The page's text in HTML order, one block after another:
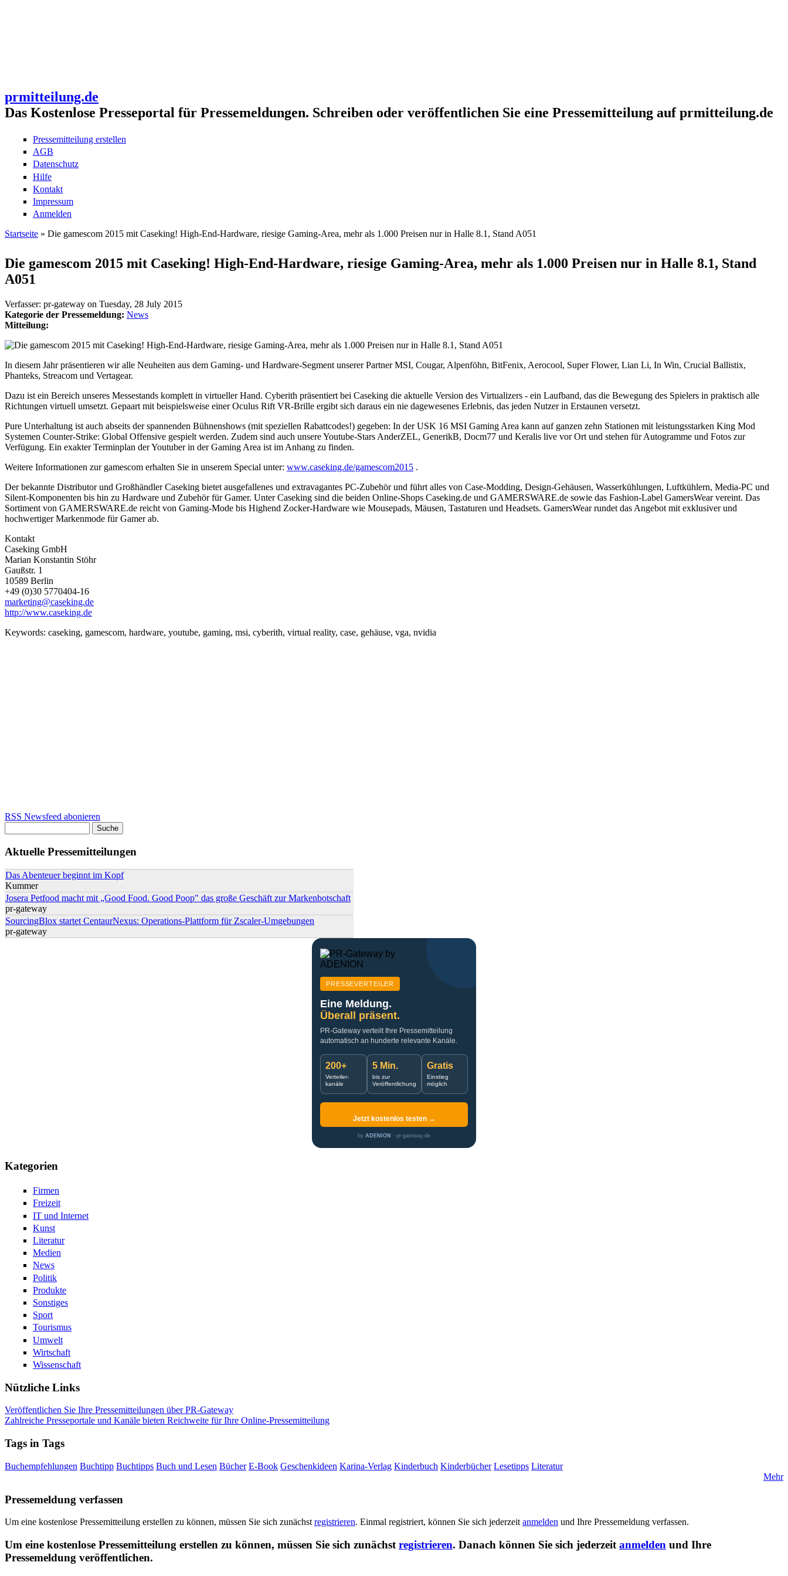
prmitteilung.de
Das Kostenlose Presseportal für Pressemeldungen. Schreiben oder veröffentlichen Sie eine Pressemitteilung auf prmitteilung.de
Pressemitteilung erstellen
AGB
Datenschutz
Hilfe
Kontakt
Impressum
Anmelden
Startseite » Die gamescom 2015 mit Caseking! High-End-Hardware, riesige Gaming-Area, mehr als 1.000 Preisen nur in Halle 8.1, Stand A051
Die gamescom 2015 mit Caseking! High-End-Hardware, riesige Gaming-Area, mehr als 1.000 Preisen nur in Halle 8.1, Stand
A051
Verfasser: pr-gateway on Tuesday, 28 July 2015
Kategorie der Pressemeldung: News
Mitteilung:
In diesem Jahr präsentieren wir alle Neuheiten aus dem Gaming- und Hardware-Segment unserer Partner MSI, Cougar, Alpenföhn, BitFenix, Aerocool, Super Flower, Lian Li, In Win, Crucial Ballistix,
Phanteks, Streacom und Vertagear.
Dazu ist ein Bereich unseres Messestands komplett in virtueller Hand. Cyberith präsentiert bei Caseking die aktuelle Version des Virtualizers - ein Laufband, das die Bewegung des Spielers in praktisch alle
Richtungen virtuell umsetzt. Gepaart mit beispielsweise einer Oculus Rift VR-Brille ergibt sich daraus ein nie dagewesenes Erlebnis, das jeden Nutzer in Erstaunen versetzt.
Pure Unterhaltung ist auch abseits der spannenden Bühnenshows (mit speziellen Rabattcodes!) gegeben: In der USK 16 MSI Gaming Area kann auf ganzen zehn Stationen mit leistungsstarken King Mod
Systemen Counter-Strike: Global Offensive gespielt werden. Zudem sind auch unsere Youtube-Stars AnderZEL, GenerikB, Docm77 und Keralis live vor Ort und stehen für Autogramme und Fotos zur
Verfügung. Ein exakter Terminplan der Youtuber in der Gaming Area ist im Anhang zu finden.
Weitere Informationen zur gamescom erhalten Sie in unserem Special unter: www.caseking.de/gamescom2015 .
Der bekannte Distributor und Großhändler Caseking bietet ausgefallenes und extravagantes PC-Zubehör und führt alles von Case-Modding, Design-Gehäusen, Wasserkühlungen, Luftkühlern, Media-PC und
Silent-Komponenten bis hin zu Hardware und Zubehör für Gamer. Unter Caseking sind die beiden Online-Shops Caseking.de und GAMERSWARE.de sowie das Fashion-Label GamersWear vereint. Das
Sortiment von GAMERSWARE.de reicht von Gaming-Mode bis Highend Zocker-Hardware wie Mousepads, Mäusen, Tastaturen und Headsets. GamersWear rundet das Angebot mit exklusiver und
hochwertiger Markenmode für Gamer ab.
Kontakt
Caseking GmbH
Marian Konstantin Stöhr
Gaußstr. 1
10589 Berlin
+49 (0)30 5770404-16
marketing@caseking.de
http://www.caseking.de
Keywords: caseking, gamescom, hardware, youtube, gaming, msi, cyberith, virtual reality, case, gehäuse, vga, nvidia
RSS Newsfeed abonieren
Aktuelle Pressemitteilungen
Das Abenteuer beginnt im Kopf
Kummer
Josera Petfood macht mit „Good Food. Good Poop" das große Geschäft zur Markenbotschaft
pr-gateway
SourcingBlox startet CentaurNexus: Operations-Plattform für Zscaler-Umgebungen
pr-gateway
PRESSEVERTEILER
Eine Meldung.
Überall präsent.
PR-Gateway verteilt Ihre Pressemitteilung
automatisch an hunderte relevante Kanäle.
200+
Verteiler-
kanäle
5 Min.
bis zur
Veröffentlichung
Gratis
Einstieg
möglich
Jetzt kostenlos testen →
by ADENION · pr-gateway.de
Kategorien
Firmen
Freizeit
IT und Internet
Kunst
Literatur
Medien
News
Politik
Produkte
Sonstiges
Sport
Tourismus
Umwelt
Wirtschaft
Wissenschaft
Nützliche Links
Veröffentlichen Sie Ihre Pressemitteilungen über PR-Gateway
Zahlreiche Presseportale und Kanäle bieten Reichweite für Ihre Online-Pressemitteilung
Tags in Tags
Buchempfehlungen Buchtipp Buchtipps Buch und Lesen Bücher E-Book Geschenkideen Karina-Verlag Kinderbuch Kinderbücher Lesetipps Literatur
Mehr
Pressemeldung verfassen
Um eine kostenlose Pressemitteilung erstellen zu können, müssen Sie sich zunächst registrieren. Einmal registriert, können Sie sich jederzeit anmelden und Ihre Pressemeldung verfassen.
Um eine kostenlose Pressemitteilung erstellen zu können, müssen Sie sich zunächst registrieren. Danach können Sie sich jederzeit anmelden und Ihre
Pressemeldung veröffentlichen.